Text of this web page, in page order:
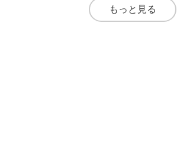
もっと見る